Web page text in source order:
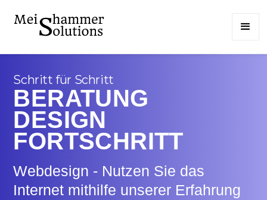
Schritt für Schritt
BERATUNG
DESIGN
FORTSCHRITT
Webdesign - Nutzen Sie das
Internet mithilfe unserer Erfahrung